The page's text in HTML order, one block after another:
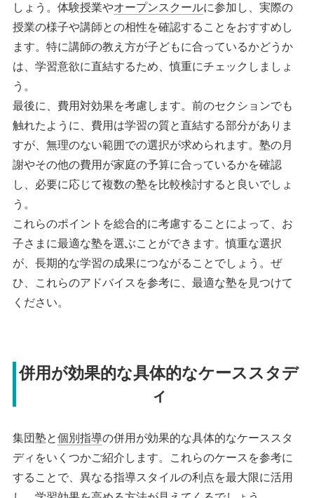
しょう。体験授業やオープンスクールに参加し、実際の
授業の様子や講師との相性を確認することをおすすめし
ます。特に講師の教え方が子どもに合っているかどうか
は、学習意欲に直結するため、慎重にチェックしましょ
う。
最後に、費用対効果を考慮します。前のセクションでも
触れたように、費用は学習の質と直結する部分がありま
すが、無理のない範囲での選択が求められます。塾の月
謝やその他の費用が家庭の予算に合っているかを確認
し、必要に応じて複数の塾を比較検討すると良いでしょ
う。
これらのポイントを総合的に考慮することによって、お
子さまに最適な塾を選ぶことができます。慎重な選択
が、長期的な学習の成果につながることでしょう。ぜ
ひ、これらのアドバイスを参考に、最適な塾を見つけて
ください。
併用が効果的な具体的なケーススタデ
ィ
集団塾と個別指導の併用が効果的な具体的なケーススタ
ディをいくつかご紹介します。これらのケースを参考に
することで、異なる指導スタイルの利点を最大限に活用